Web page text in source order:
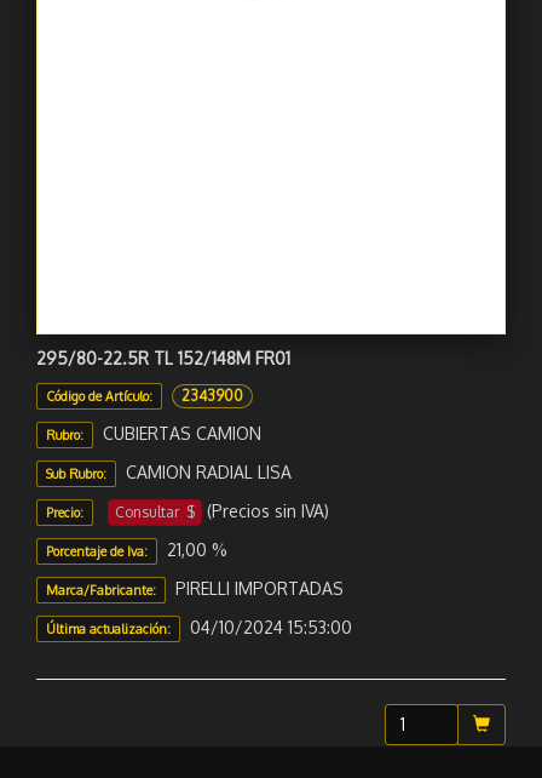
295/80-22.5R TL 152/148M FR01
Código de Artículo: 2343900
Rubro: CUBIERTAS CAMION
Sub Rubro: CAMION RADIAL LISA
Precio: Consultar $ (Precios sin IVA)
Porcentaje de Iva: 21,00 %
Marca/Fabricante: PIRELLI IMPORTADAS
Última actualización: 04/10/2024 15:53:00